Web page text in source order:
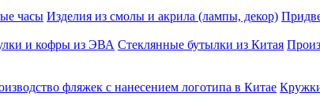
часы Изделия из смолы и акрила (лампы, декор)
и кофры из ЭВА Стеклянные бутылки из Китая
фляжек с нанесением логотипа в Китае